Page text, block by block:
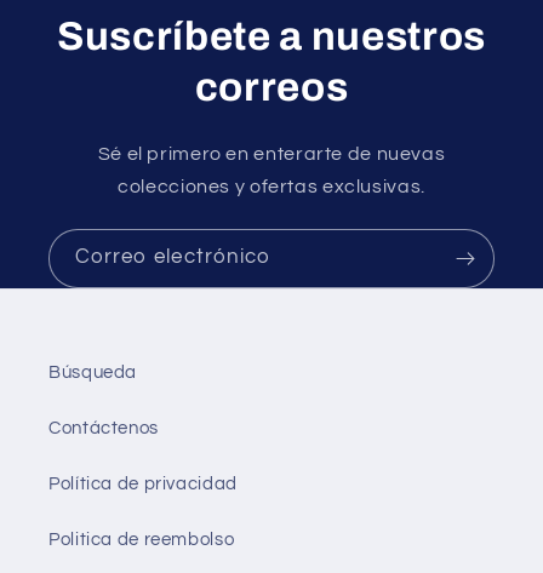
Suscríbete a nuestros
correos
Sé el primero en enterarte de nuevas
colecciones y ofertas exclusivas.
Correo electrónico
Búsqueda
Contáctenos
Política de privacidad
Politica de reembolso